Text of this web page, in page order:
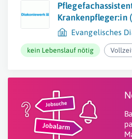
Krankenpfleger:in
Evangelisches
kein Lebenslauf nötig